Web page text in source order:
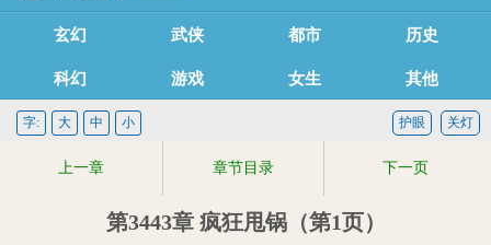
玄幻魔法 武侠修真 都市言情 历史军事
科幻灵异 游戏竞技 女生耽美 其他类型
足迹记录
字: 大 中 小 关灯
护眼
第3443章 疯狂甩锅（第1页）
上一章 章节目录 下一页